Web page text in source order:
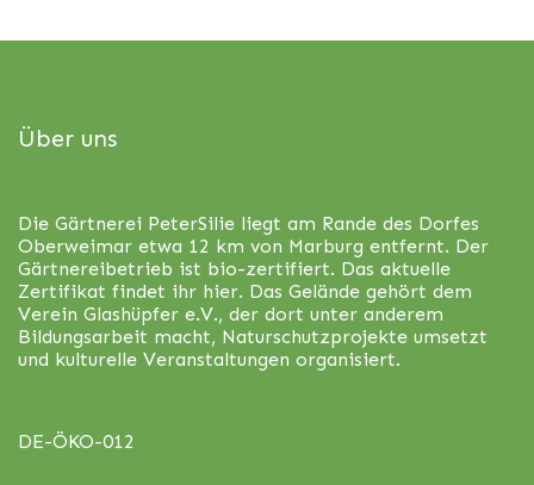
Über uns
Die Gärtnerei PeterSilie liegt am Rande des Dorfes
Oberweimar etwa 12 km von Marburg entfernt. Der
Gärtnereibetrieb ist bio-zertifiert. Das aktuelle
Zertifikat findet ihr hier. Das Gelände gehört dem
Verein Glashüpfer e.V., der dort unter anderem
Bildungsarbeit macht, Naturschutzprojekte umsetzt
und kulturelle Veranstaltungen organisiert.
DE-ÖKO-012